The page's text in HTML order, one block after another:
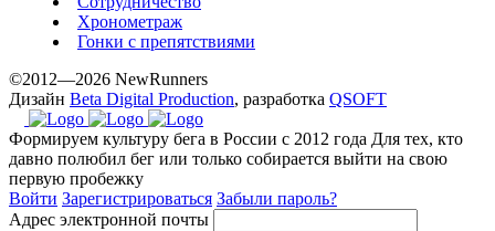
Хронометраж
Гонки с препятствиями
©2012—2026 NewRunners
Дизайн Beta Digital Production, разработка QSOFT
Формируем культуру бега в России с 2012 года Для тех, кто
давно полюбил бег или только собирается выйти на свою
первую пробежку
Войти Зарегистрироваться Забыли пароль?
Адрес электронной почты